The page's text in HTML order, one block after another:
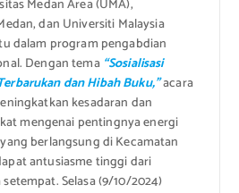
Medan Area (UMA),
dan Universiti Malaysia
dalam program pengabdian
Dengan tema“Sosialisasi
dan Hibah Buku,”acara
kesadaran dan
mengenai pentingnya energi
berlangsung di Kecamatan
antusiasme tinggi dari
Selasa (9/10/2024)